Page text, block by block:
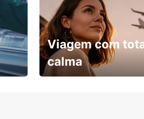
Viagem com
calma